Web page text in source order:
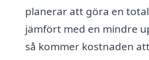
planerar att göra en
jämfört med en mindre
så kommer kostnaden